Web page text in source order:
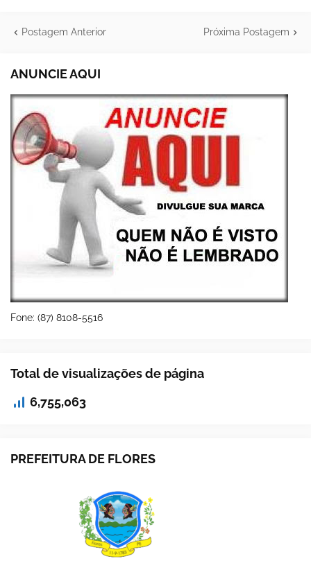
Postagem Anterior Próxima Postagem
ANUNCIE AQUI
Fone: (87) 8108-5516
Total de visualizações de página
6,755,063
PREFEITURA DE FLORES